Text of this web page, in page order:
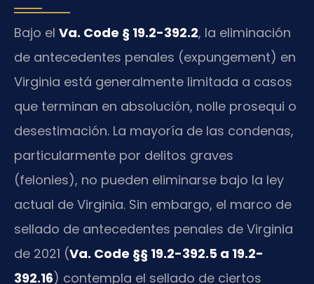
Bajo el Va. Code § 19.2-392.2, la eliminación
de antecedentes penales (expungement) en
Virginia está generalmente limitada a casos
que terminan en absolución, nolle prosequi o
desestimación. La mayoría de las condenas,
particularmente por delitos graves
(felonies), no pueden eliminarse bajo la ley
actual de Virginia. Sin embargo, el marco de
sellado de antecedentes penales de Virginia
de 2021 (Va. Code §§ 19.2-392.5 a 19.2-
392.16) contempla el sellado de ciertos